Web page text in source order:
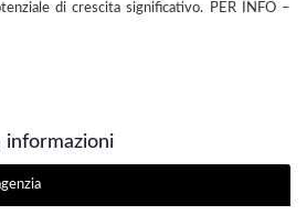
di crescita significativo. PER INFO –
informazioni